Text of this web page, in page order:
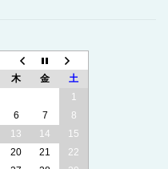
木 金
土
1
6 7
8
13 14
15
20 21
22